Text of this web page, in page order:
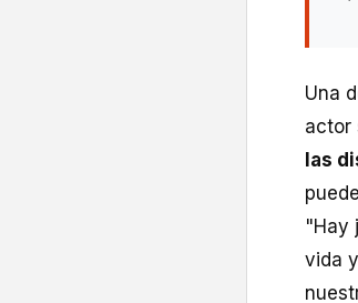
Una
actor
las
"Hay
vida